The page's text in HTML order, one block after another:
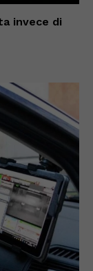
invece di